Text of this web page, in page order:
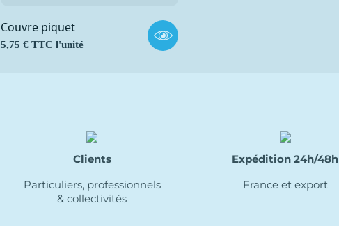
Couvre piquet
Prix
5,75 € TTC l'unité
Clients
Particuliers, professionnels
& collectivités
Expédition 24h/48h
France et export